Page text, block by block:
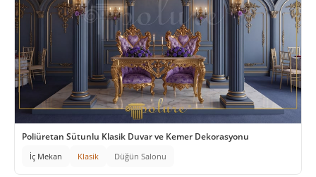
Poliüretan Sütunlu Klasik Duvar ve Kemer Dekorasyonu
İç Mekan Klasik Düğün Salonu